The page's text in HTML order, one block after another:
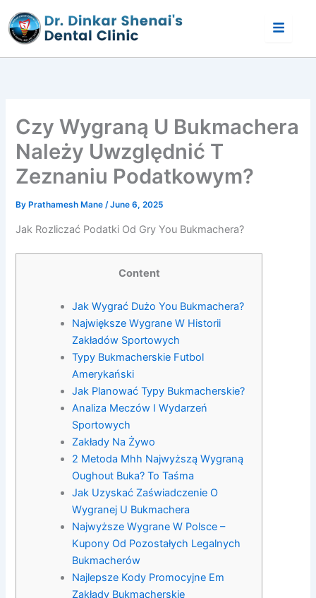
to
content
Czy Wygraną U Bukmachera
Należy Uwzględnić T
Zeznaniu Podatkowym?
ByPrathamesh Mane/June 6, 2025
Jak Rozliczać Podatki Od Gry You Bukmachera?
Content
Jak Wygrać Dużo You Bukmachera?
Największe Wygrane W Historii
Zakładów Sportowych
Typy Bukmacherskie Futbol
Amerykański
Jak Planować Typy Bukmacherskie?
Analiza Meczów I Wydarzeń
Sportowych
Zakłady Na Żywo
2 Metoda Mhh Najwyższą Wygraną
Oughout Buka? To Taśma
Jak Uzyskać Zaświadczenie O
Wygranej U Bukmachera
Najwyższe Wygrane W Polsce –
Kupony Od Pozostałych Legalnych
Bukmacherów
Najlepsze Kody Promocyjne Em
Zakłady Bukmacherskie